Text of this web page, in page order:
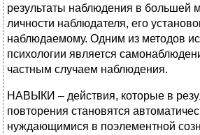
результаты наблюдения в большей
личности наблюдателя, его
наблюдаемому. Одним из методов
психологии является
частным случаем наблюдения.
НАВЫКИ – действия, которые в
повторения становятся
нуждающимися в поэлементной